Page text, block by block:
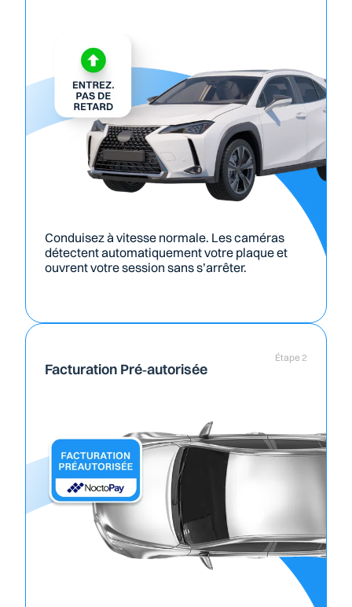
Conduisez à vitesse normale. Les caméras
détectent automatiquement votre plaque et
ouvrent votre session sans s’arrêter.
Facturation Pré‑autorisée
Étape 2